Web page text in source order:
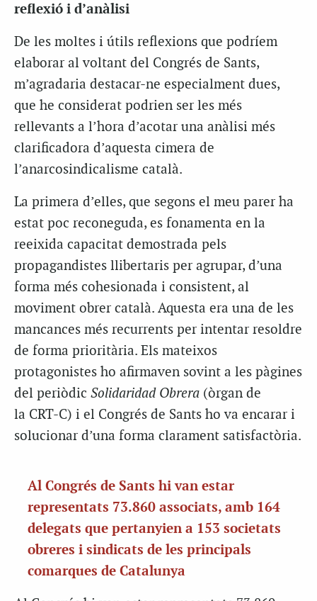
reflexió i d’anàlisi
De les moltes i útils reflexions que podríem
elaborar al voltant del Congrés de Sants,
m’agradaria destacar-ne especialment dues,
que he considerat podrien ser les més
rellevants a l’hora d’acotar una anàlisi més
clarificadora d’aquesta cimera de
l’anarcosindicalisme català.
La primera d’elles, que segons el meu parer ha
estat poc reconeguda, es fonamenta en la
reeixida capacitat demostrada pels
propagandistes llibertaris per agrupar, d’una
forma més cohesionada i consistent, al
moviment obrer català. Aquesta era una de les
mancances més recurrents per intentar resoldre
de forma prioritària. Els mateixos
protagonistes ho afirmaven sovint a les pàgines
del periòdic SolidaridadObrera (òrgan de
la CRT-C) i el Congrés de Sants ho va encarar i
solucionar d’una forma clarament satisfactòria.
Al Congrés de Sants hi van estar
representats 73.860 associats, amb 164
delegats que pertanyien a 153 societats
obreres i sindicats de les principals
comarques de Catalunya